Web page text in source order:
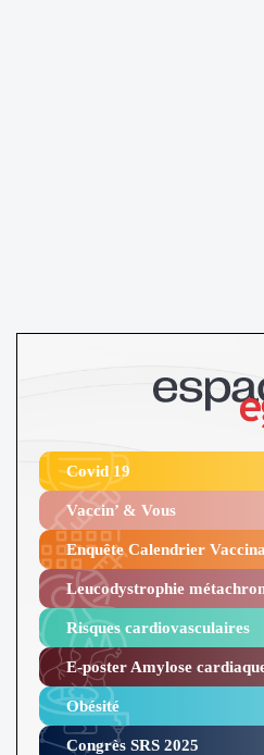
Covid 19
Vaccin’ & Vous
Enquête Calendrier
Leucodystrophie
Risques cardiovasculaires
E-poster Amylose
Obésité ​
Congrès SRS 2025 ​